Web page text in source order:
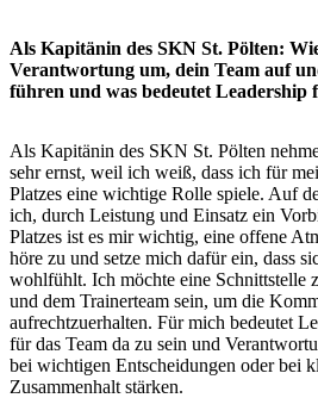
Als Kapitänin des SKN St. Pölten:
Verantwortung um, dein Team auf
führen und was bedeutet Leadership
Als Kapitänin des SKN St. Pölten
sehr ernst, weil ich weiß, dass ich für
Platzes eine wichtige Rolle spiele. Auf
ich, durch Leistung und Einsatz ein
Platzes ist es mir wichtig, eine offene
höre zu und setze mich dafür ein, dass
wohlfühlt. Ich möchte eine Schnittstelle
und dem Trainerteam sein, um die
aufrechtzuerhalten. Für mich bedeutet
für das Team da zu sein und
bei wichtigen Entscheidungen oder bei
Zusammenhalt stärken.